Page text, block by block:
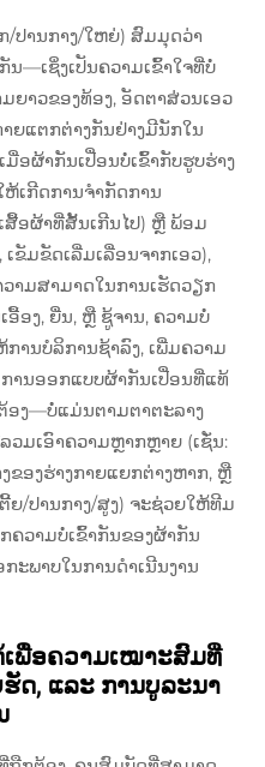
/ປານກາງ/ໃຫຍ່) ສົມມຸດວ່າ
ນ—ເຊິ່ງເປັນຄວາມເຂົ້າໃຈທີ່ບໍ່
ຍາວຂອງທ້ອງ, ອັດຕາສ່ວນເອວ
ຍແຕກຕ່າງກັນຢ່າງມີນັກໃນ
ມື່ອຜ້າກັນເປື່ອນບໍ່ເຂົ້າກັບຮູບຮ່າງ
ຫ້ເກີດການຈຳກັດການ
ສື້ອຜ້າທີ່ສັ້ນເກີນໄປ) ຫຼື ພ້ອມ
ຂັມຂັດເລີ່ມເລື່ອນຈາກເອວ),
າມສາມາດໃນການເຮັດວຽກ
ອື້ອງ, ຍື່ນ, ຫຼື ຊູ້ຈານ, ຄວາມບໍ່
ານບໍລິການຊ້າລົງ, ເພີ່ມຄວາມ
ານອອກແບບຜ້າກັນເປື່ອນທີ່ແທ້
ອງ—ບໍ່ແມ່ນຕາມຕາຕະລາງ
ມເອົາຄວາມຫຼາກຫຼາຍ (ເຊັ່ນ:
ຂອງຮ່າງກາຍແຍກຕ່າງຫາກ, ຫຼື
ຍ/ປານກາງ/ສູງ) ຈະຊ່ວຍໃຫ້ທີມ
ຄວາມບໍ່ເຂົ້າກັນຂອງຜ້າກັນ
ກະພາບໃນການດຳເນີນງານ
ພື່ອຄວາມເໝາະສົມທີ່
ດ, ແລະ ການບູລະນາ